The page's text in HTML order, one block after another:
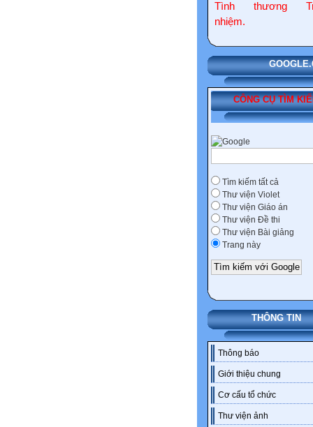
Tình thương
nhiệm.
GOOGLE.COM
CÔNG CỤ TÌM
Tìm kiếm tất cả
Thư viện Violet
Thư viện Giáo án
Thư viện Đề thi
Thư viện Bài giảng
Trang này
THÔNG TIN
Thông báo
Giới thiệu chung
Cơ cấu tổ chức
Thư viện ảnh